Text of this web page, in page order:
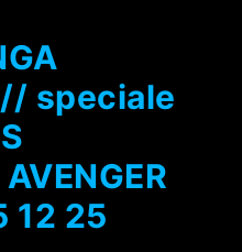
// speciale
12 25